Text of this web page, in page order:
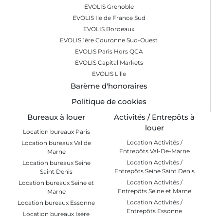
EVOLIS Grenoble
EVOLIS Ile de France Sud
EVOLIS Bordeaux
EVOLIS 1ère Couronne Sud-Ouest
EVOLIS Paris Hors QCA
EVOLIS Capital Markets
EVOLIS Lille
Barème d'honoraires
Politique de cookies
Bureaux à louer
Location bureaux Paris
Location bureaux Val de
Marne
Location bureaux Seine
Saint Denis
Location bureaux Seine et
Marne
Location bureaux Essonne
Location bureaux Isère
Activités / Entrepôts à
louer
Location Activités /
Entrepôts Val-De-Marne
Location Activités /
Entrepôts Seine Saint Denis
Location Activités /
Entrepôts Seine et Marne
Location Activités /
Entrepôts Essonne